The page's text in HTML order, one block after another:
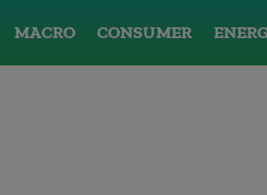
MACRO CONSUMER